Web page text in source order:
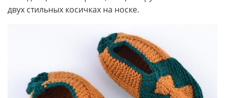
двух стильных косичках на носке.